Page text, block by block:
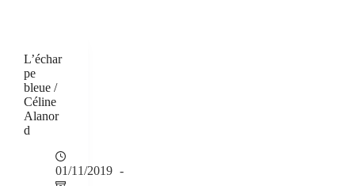
L’échar
pe
bleue /
Céline
Alanor
d
01/11/2019